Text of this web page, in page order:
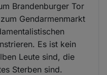
Brandenburger Tor
Gendarmenmarkt
Es ist kein
Leute sind, die
Sterben sind.